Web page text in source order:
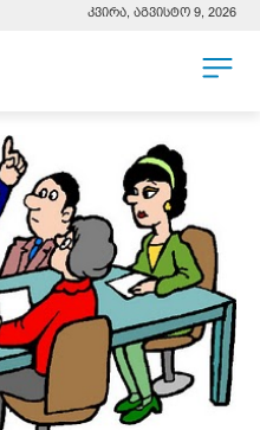
კვირა, აგვისტო 9, 2026